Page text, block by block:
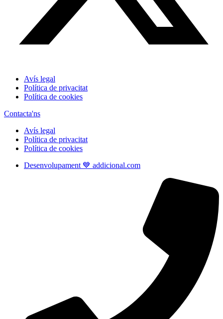
Avís legal
Política de privacitat
Política de cookies
Contacta'ns
Avís legal
Política de privacitat
Política de cookies
Desenvolupament 💙 addicional.com